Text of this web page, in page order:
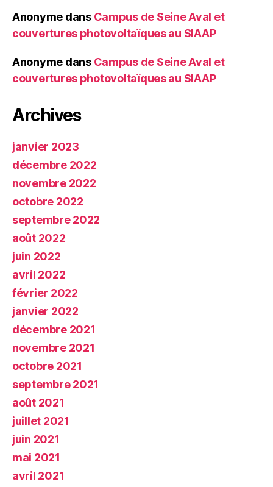
Anonyme dans Campus de Seine Aval et
couvertures photovoltaïques au SIAAP
Anonyme dans Campus de Seine Aval et
couvertures photovoltaïques au SIAAP
Archives
janvier 2023
décembre 2022
novembre 2022
octobre 2022
septembre 2022
août 2022
juin 2022
avril 2022
février 2022
janvier 2022
décembre 2021
novembre 2021
octobre 2021
septembre 2021
août 2021
juillet 2021
juin 2021
mai 2021
avril 2021